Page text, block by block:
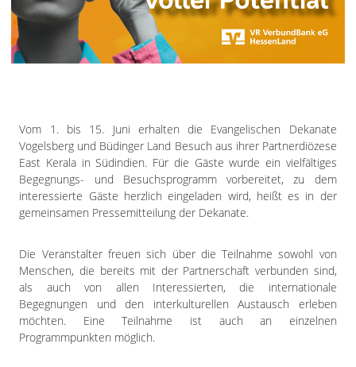
Impressum
Datenschutzerklärung
Vom 1. bis 15. Juni erhalten die Evangelischen Dekanate
Vogelsberg und Büdinger Land Besuch aus ihrer Partnerdiözese
East Kerala in Südindien. Für die Gäste wurde ein vielfältiges
Begegnungs- und Besuchsprogramm vorbereitet, zu dem
interessierte Gäste herzlich eingeladen wird, heißt es in der
gemeinsamen Pressemitteilung der Dekanate.
Die Veranstalter freuen sich über die Teilnahme sowohl von
Menschen, die bereits mit der Partnerschaft verbunden sind,
als auch von allen Interessierten, die internationale
Begegnungen und den interkulturellen Austausch erleben
möchten. Eine Teilnahme ist auch an einzelnen
Programmpunkten möglich.